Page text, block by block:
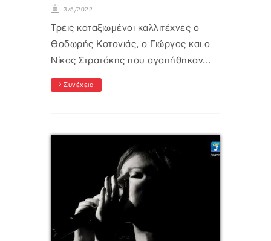
3/5/2022
Τρεις καταξιωμένοι καλλιτέχνες ο
Θοδωρής Κοτονιάς, ο Γιώργος και ο
Νίκος Στρατάκης που αγαπήθηκαν...
Συνέχεια